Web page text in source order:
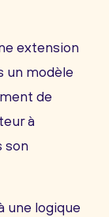
extension
un modèle
de
à
son
une logique